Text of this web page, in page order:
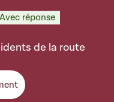
Avec réponse
de la route